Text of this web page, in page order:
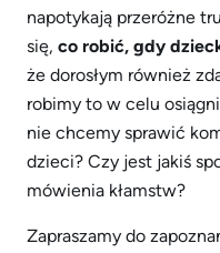
napotykają przeróżne
się, co robić, gdy
że dorosłym również
robimy to w celu
nie chcemy sprawić
dzieci? Czy jest jakiś
mówienia kłamstw?
Zapraszamy do